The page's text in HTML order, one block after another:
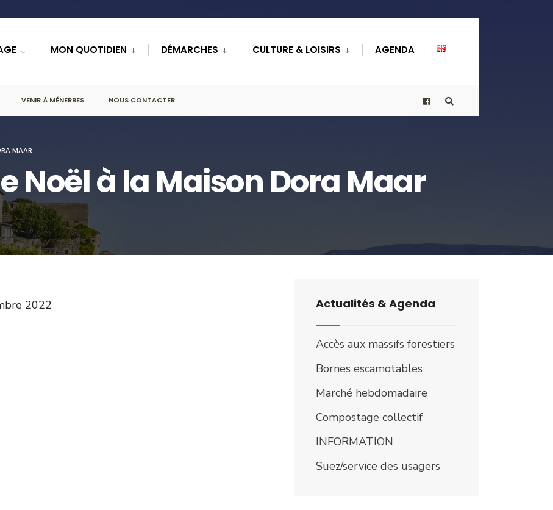
MON QUOTIDIEN DÉMARCHES CULTURE & LOISIRS AGENDA
VENIR À MÉNERBES NOUS CONTACTER
MAAR
Noël à la Maison Dora Maar
2022
Actualités & Agenda
Accès aux massifs forestiers
Bornes escamotables
Marché hebdomadaire
Compostage collectif
INFORMATION
Suez/service des usagers